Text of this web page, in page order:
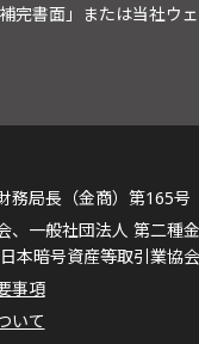
完書面」または当社ウ
局長（金商）第165号
、一般社団法人 第二種
本暗号資産等取引業協
事項
いて